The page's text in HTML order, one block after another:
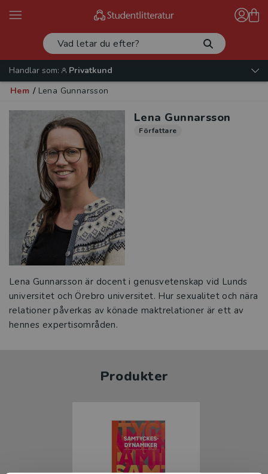
Handlar som:
Privatkund
Hem / Lena Gunnarsson
Lena Gunnarsson
Författare
Lena Gunnarsson är docent i genusvetenskap vid Lunds
universitet och Örebro universitet. Hur sexualitet och nära
relationer påverkas av könade maktrelationer är ett av
hennes expertisområden.
Produkter